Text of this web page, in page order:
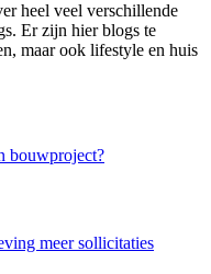
heel veel verschillende
Er zijn hier blogs te
maar ook lifestyle en huis
bouwproject?
meer sollicitaties